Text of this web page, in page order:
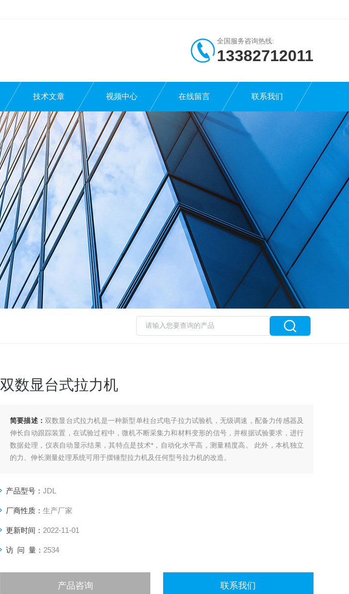
全国服务咨询热线:
13382712011
技术文章 视频中心 在线留言 联系我们
双数显台式拉力机
简要描述： 双数显台式拉力机是一种新型单柱台式电子拉力试验机，无级调速，配备力传感器及
伸长自动跟踪装置，在试验过程中，微机不断采集力和材料变形的信号，并根据试验要求，进行
数据处理，仪表自动显示结果，其特点是技术*，自动化水平高，测量精度高。 此外，本机独立
的力、伸长测量处理系统可用于摆锤型拉力机及任何型号拉力机的改造。
产品型号： JDL
厂商性质： 生产厂家
更新时间： 2022-11-01
访 问 量： 2534
产品咨询 联系我们